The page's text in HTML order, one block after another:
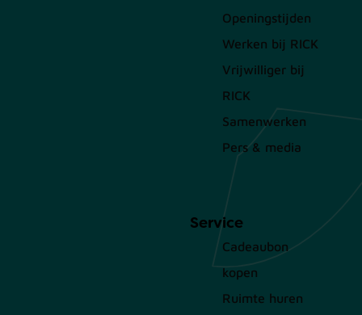
Openingstijden
Werken bij RICK
Vrijwilliger bij
RICK
Samenwerken
Pers & media
Service
Cadeaubon
kopen
Ruimte huren